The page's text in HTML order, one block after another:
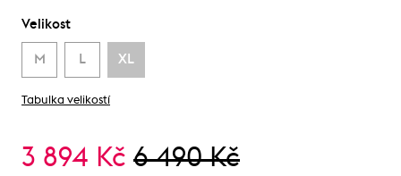
Velikost
M L XL
Tabulka velikostí
3 894 Kč 6 490 Kč